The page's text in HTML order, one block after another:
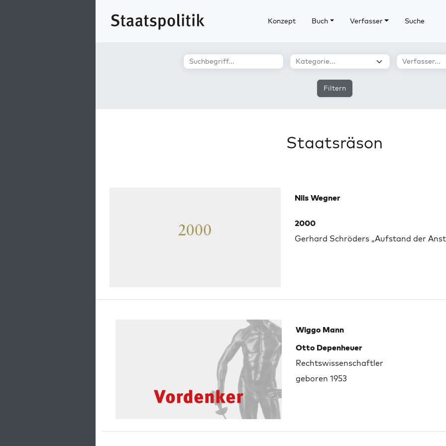
Konzept Buch Verfasser Suche
Filtern
Staatsräson
Nils Wegner
2000
Gerhard Schröders „Aufstand der
Wiggo Mann
Otto Depenheuer
Rechtswissenschaftler
geboren 1953